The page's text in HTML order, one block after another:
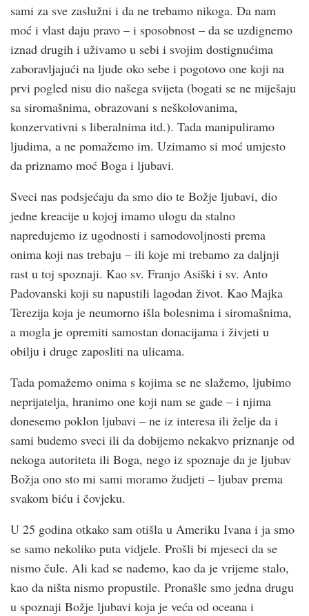
sami za sve zaslužni i da ne trebamo nikoga. Da nam
moć i vlast daju pravo – i sposobnost – da se uzdignemo
iznad drugih i uživamo u sebi i svojim dostignućima
zaboravljajući na ljude oko sebe i pogotovo one koji na
prvi pogled nisu dio našega svijeta (bogati se ne miješaju
sa siromašnima, obrazovani s neškolovanima,
konzervativni s liberalnima itd.). Tada manipuliramo
ljudima, a ne pomažemo im. Uzimamo si moć umjesto
da priznamo moć Boga i ljubavi.
Sveci nas podsjećaju da smo dio te Božje ljubavi, dio
jedne kreacije u kojoj imamo ulogu da stalno
napredujemo iz ugodnosti i samodovoljnosti prema
onima koji nas trebaju – ili koje mi trebamo za daljnji
rast u toj spoznaji. Kao sv. Franjo Asiški i sv. Anto
Padovanski koji su napustili lagodan život. Kao Majka
Terezija koja je neumorno išla bolesnima i siromašnima,
a mogla je opremiti samostan donacijama i živjeti u
obilju i druge zaposliti na ulicama.
Tada pomažemo onima s kojima se ne slažemo, ljubimo
neprijatelja, hranimo one koji nam se gade – i njima
donesemo poklon ljubavi – ne iz interesa ili želje da i
sami budemo sveci ili da dobijemo nekakvo priznanje od
nekoga autoriteta ili Boga, nego iz spoznaje da je ljubav
Božja ono sto mi sami moramo žudjeti – ljubav prema
svakom biću i čovjeku.
U 25 godina otkako sam otišla u Ameriku Ivana i ja smo
se samo nekoliko puta vidjele. Prošli bi mjeseci da se
nismo čule. Ali kad se nađemo, kao da je vrijeme stalo,
kao da ništa nismo propustile. Pronašle smo jedna drugu
u spoznaji Božje ljubavi koja je veća od oceana i